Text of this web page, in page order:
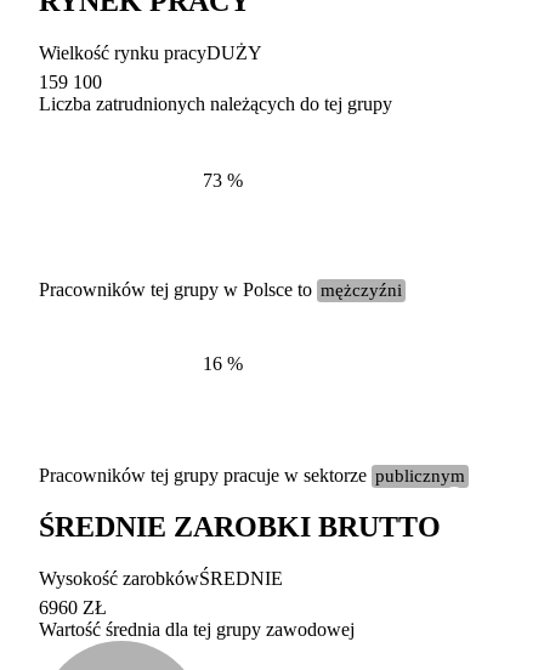
Etykieta
duży
100-200 tysięcy
Wielkość rynku pracyDUŻY
159 100
Liczba zatrudnionych należących do tej grupy
73 %
Pracowników tej grupy w Polsce to mężczyźni
16 %
Pracowników tej grupy pracuje w sektorze publicznym
ŚREDNIE ZAROBKI BRUTTO
Wysokość zarobkówŚREDNIE
6960 ZŁ
Wartość średnia dla tej grupy zawodowej